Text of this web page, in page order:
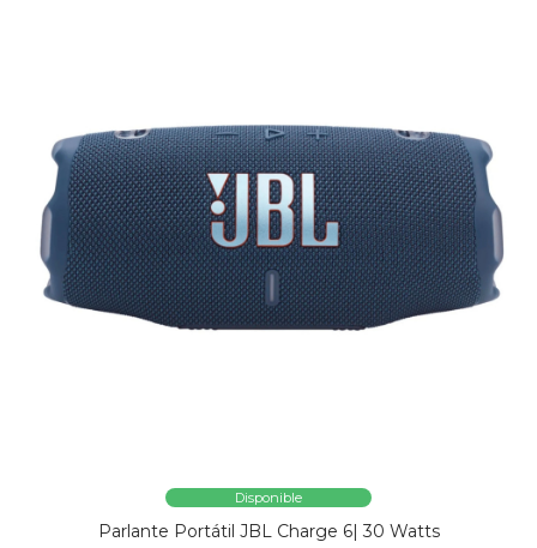
Disponible
Parlante Portátil JBL Charge 6| 30 Watts